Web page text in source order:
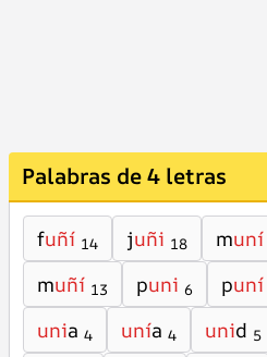
Palabras de 4 letras
fuñí 14 juñi 18 muní
muñí 13 puni 6 puní
unia 4 unía 4 unid 5